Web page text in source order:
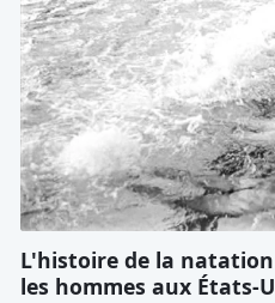
L'histoire de la
les hommes aux États-